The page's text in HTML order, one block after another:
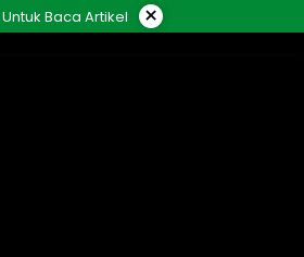
Baca Artikel ×